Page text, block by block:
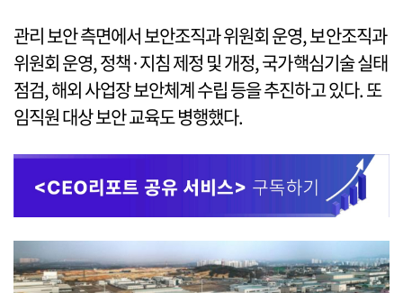
관리 보안 측면에서 보안조직과 위원회 운영, 보안조직과
위원회 운영, 정책·지침 제정 및 개정, 국가핵심기술 실태
점검, 해외 사업장 보안체계 수립 등을 추진하고 있다. 또
임직원 대상 보안 교육도 병행했다.